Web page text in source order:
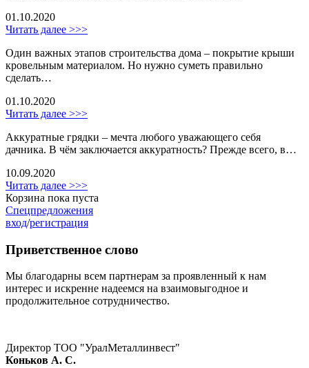
01.10.2020
Читать далее >>>
Один важных этапов строительства дома – покрытие крыши
кровельным материалом. Но нужно суметь правильно
сделать…
01.10.2020
Читать далее >>>
Аккуратные грядки – мечта любого уважающего себя
дачника. В чём заключается аккуратность? Прежде всего, в…
10.09.2020
Читать далее >>>
Корзина пока пуста
Спецпредложения
вход/регистрация
Приветственное слово
Мы благодарны всем партнерам за проявленный к нам
интерес и искренне надеемся на взаимовыгодное и
продолжительное сотрудничество.
Директор ТОО "УралМеталлинвест"
Коньков А. С.